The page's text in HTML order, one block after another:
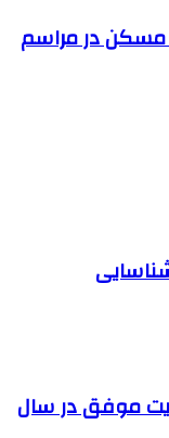
مسکن در مراسم
موفق در سال